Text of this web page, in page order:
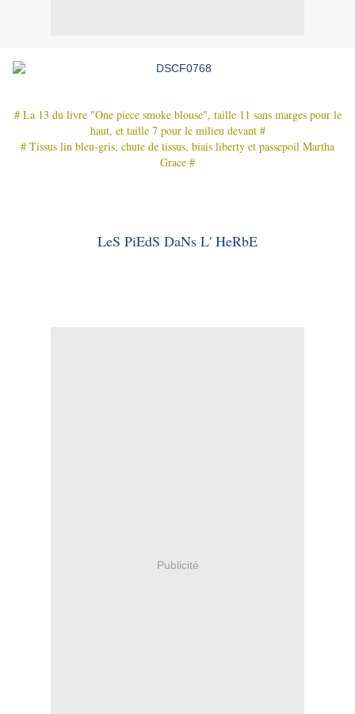
# La 13 du livre "One piece smoke blouse", taille 11 sans marges pour le
haut, et taille 7 pour le milieu devant #
# Tissus lin bleu-gris, chute de tissus, biais liberty et passepoil Martha
Grace #
LeS PiEdS DaNs L' HeRbE
Publicité